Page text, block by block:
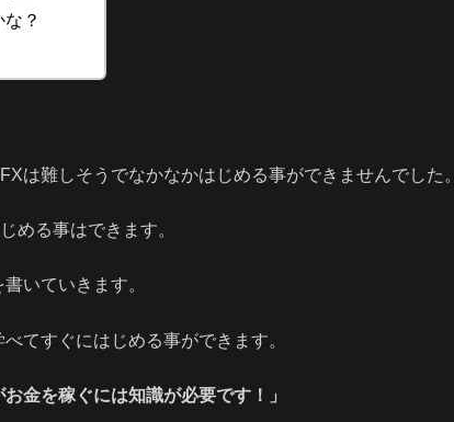
？
は難しそうでなかなかはじめる事ができませんでした。
める事はできます。
いていきます。
てすぐにはじめる事ができます。
金を稼ぐには知識が必要です！」